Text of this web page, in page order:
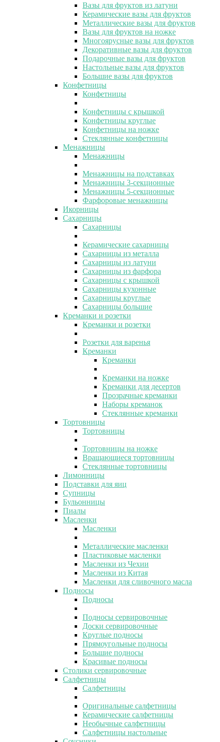
Вазы для фруктов из латуни
Керамические вазы для фруктов
Металлические вазы для фруктов
Вазы для фруктов на ножке
Многоярусные вазы для фруктов
Декоративные вазы для фруктов
Подарочные вазы для фруктов
Настольные вазы для фруктов
Большие вазы для фруктов
Конфетницы
Конфетницы
Конфетницы с крышкой
Конфетницы круглые
Конфетницы на ножке
Стеклянные конфетницы
Менажницы
Менажницы
Менажницы на подставках
Менажницы 3-секционные
Менажницы 5-секционные
Фарфоровые менажницы
Икорницы
Сахарницы
Сахарницы
Керамические сахарницы
Сахарницы из металла
Сахарницы из латуни
Сахарницы из фарфора
Сахарницы с крышкой
Сахарницы кухонные
Сахарницы круглые
Сахарницы большие
Креманки и розетки
Креманки и розетки
Розетки для варенья
Креманки
Креманки
Креманки на ножке
Креманки для десертов
Прозрачные креманки
Наборы креманок
Стеклянные креманки
Тортовницы
Тортовницы
Тортовницы на ножке
Вращающиеся тортовницы
Стеклянные тортовницы
Лимонницы
Подставки для яиц
Супницы
Бульонницы
Пиалы
Масленки
Масленки
Металлические масленки
Пластиковые масленки
Масленки из Чехии
Масленки из Китая
Масленки для сливочного масла
Подносы
Подносы
Подносы сервировочные
Доски сервировочные
Круглые подносы
Прямоугольные подносы
Большие подносы
Красивые подносы
Столики сервировочные
Салфетницы
Салфетницы
Оригинальные салфетницы
Керамические салфетницы
Необычные салфетницы
Салфетницы настольные